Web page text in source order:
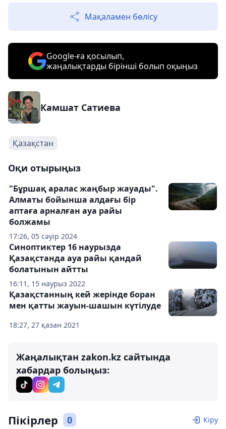
Мақаламен бөлісу
Google-ға қосылып,
жаңалықтарды бірінші болып оқыңыз
Камшат Сатиева
Қазақстан
Оқи отырыңыз
17:26, 05 сәуір 2024
"Бұршақ аралас жаңбыр жауады".
Алматы бойынша алдағы бір
аптаға арналған ауа райы
болжамы
16:11, 15 наурыз 2022
Синоптиктер 16 наурызда
Қазақстанда ауа райы қандай
болатынын айтты
18:27, 27 қазан 2021
Қазақстанның кей жерінде боран
мен қатты жауын-шашын күтілуде
Жаңалықтан zakon.kz сайтында
хабардар болыңыз:
Пікірлер 0 Кіру